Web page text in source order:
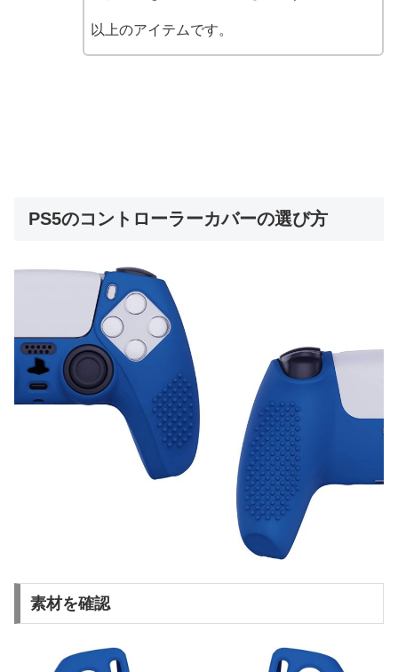
以上のアイテムです。
PS5のコントローラーカバーの選び方
素材を確認